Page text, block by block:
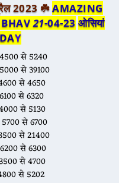
2023 ☘️AMAZING
BHAV21-04-23 ओसियां
Y
से 5240
से 39100
से 4650
6100 से 6320
से 5130
5700 से 6700
से 21400
6200 से 6300
3500 से 4700
से 5202